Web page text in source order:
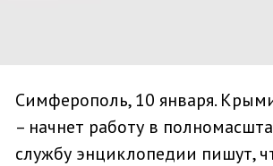
Симферополь, 10 января.
– начнет работу в
службу энциклопедии пишут,